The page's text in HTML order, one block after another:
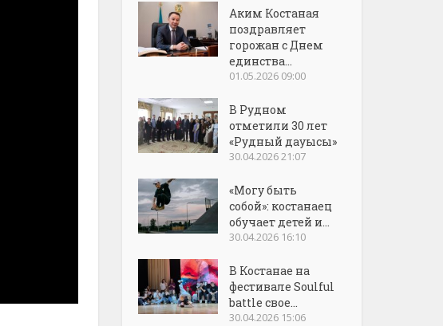
Аким Костаная
поздравляет
горожан с Днем
единства...
01.05.2026 09:00
В Рудном
отметили 30 лет
«Рудный дауысы»
30.04.2026 21:07
«Могу быть
собой»: костанаец
обучает детей и...
30.04.2026 16:10
В Костанае на
фестивале Soulful
battle свое...
30.04.2026 15:06